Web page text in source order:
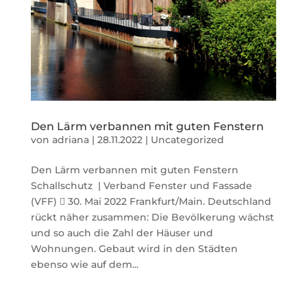
Den Lärm verbannen mit guten Fenstern
von adriana| 28.11.2022| Uncategorized
Den Lärm verbannen mit guten Fenstern
Schallschutz | Verband Fenster und Fassade
(VFF)  30. Mai 2022 Frankfurt/Main. Deutschland
rückt näher zusammen: Die Bevölkerung wächst
und so auch die Zahl der Häuser und
Wohnungen. Gebaut wird in den Städten
ebenso wie auf dem...